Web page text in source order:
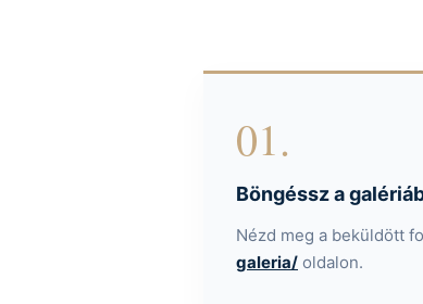
01.
Böngéssz a
Nézd meg a beküldött
galeria/ oldalon.